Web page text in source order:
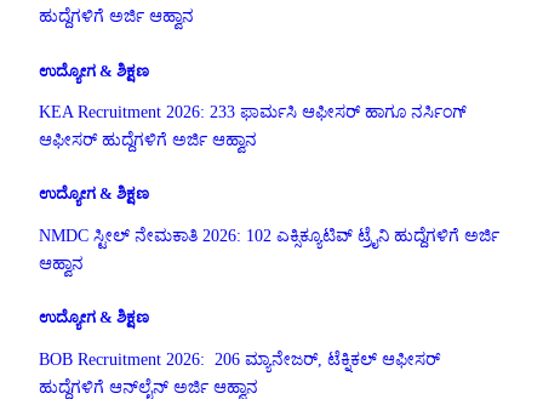
ಹುದ್ದೆಗಳಿಗೆ ಅರ್ಜಿ ಆಹ್ವಾನ
ಉದ್ಯೋಗ & ಶಿಕ್ಷಣ
KEA Recruitment 2026: 233 ಫಾರ್ಮಸಿ ಆಫೀಸರ್ ಹಾಗೂ ನರ್ಸಿಂಗ್
ಆಫೀಸರ್ ಹುದ್ದೆಗಳಿಗೆ ಅರ್ಜಿ ಆಹ್ವಾನ
ಉದ್ಯೋಗ & ಶಿಕ್ಷಣ
NMDC ಸ್ಟೀಲ್ ನೇಮಕಾತಿ 2026: 102 ಎಕ್ಸಿಕ್ಯೂಟಿವ್ ಟ್ರೈನಿ ಹುದ್ದೆಗಳಿಗೆ ಅರ್ಜಿ
ಆಹ್ವಾನ
ಉದ್ಯೋಗ & ಶಿಕ್ಷಣ
BOB Recruitment 2026: 206 ಮ್ಯಾನೇಜರ್, ಟೆಕ್ನಿಕಲ್ ಆಫೀಸರ್
ಹುದ್ದೆಗಳಿಗೆ ಆನ್‌ಲೈನ್ ಅರ್ಜಿ ಆಹ್ವಾನ